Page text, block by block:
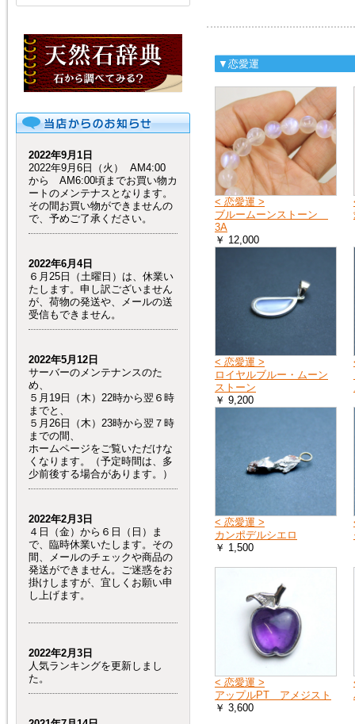
2022年9月1日
2022年9月6日（火） AM4:00
から AM6:00頃までお買い物カ
ートのメンテナスとなります。
その間お買い物ができませんの
で、予めご了承ください。
2022年6月4日
６月25日（土曜日）は、休業い
たします。申し訳ございません
が、荷物の発送や、メールの送
受信もできません。
2022年5月12日
サーバーのメンテナンスのた
め、
５月19日（木）22時から翌６時
までと、
５月26日（木）23時から翌７時
までの間、
ホームページをご覧いただけな
くなります。（予定時間は、多
少前後する場合があります。）
2022年2月3日
４日（金）から６日（日）ま
で、臨時休業いたします。その
間、メールのチェックや商品の
発送ができません。ご迷惑をお
掛けしますが、宜しくお願い申
し上げます。
2022年2月3日
人気ランキングを更新しまし
た。
▼恋愛運
< 恋愛運 >
ブルームーンストーン
3A
￥ 12,000
< 恋愛運 >
ロイヤルブルー・ムーン
ストーン
￥ 9,200
< 恋愛運 >
カンポデルシエロ
￥ 1,500
< 恋愛運 >
アップルPT アメジスト
￥ 3,600